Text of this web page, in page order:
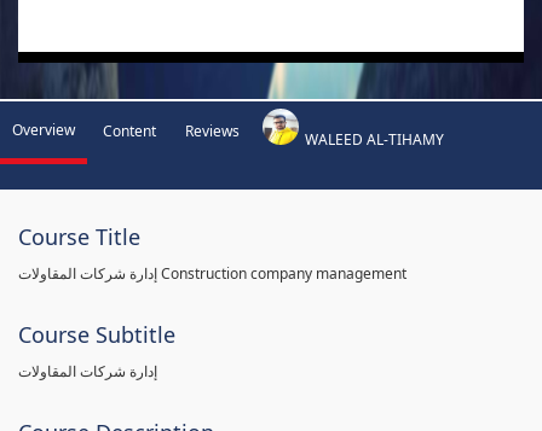
Overview Content Reviews WALEED AL-TIHAMY
Course Title
إدارة شركات المقاولات Construction company management
Course Subtitle
إدارة شركات المقاولات